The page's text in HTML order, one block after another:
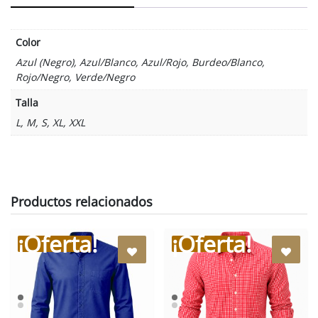
Color
Azul (Negro), Azul/Blanco, Azul/Rojo, Burdeo/Blanco,
Rojo/Negro, Verde/Negro
Talla
L, M, S, XL, XXL
Productos relacionados
¡Oferta! ¡Oferta!